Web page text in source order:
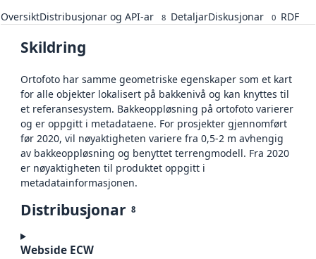
OversiktDistribusjonar og API-ar 8 DetaljarDiskusjonar 0 RDF
Skildring
Ortofoto har samme geometriske egenskaper som et kart
for alle objekter lokalisert på bakkenivå og kan knyttes til
et referansesystem. Bakkeoppløsning på ortofoto varierer
og er oppgitt i metadataene. For prosjekter gjennomført
før 2020, vil nøyaktigheten variere fra 0,5-2 m avhengig
av bakkeoppløsning og benyttet terrengmodell. Fra 2020
er nøyaktigheten til produktet oppgitt i
metadatainformasjonen.
Distribusjonar 8
Webside ECW